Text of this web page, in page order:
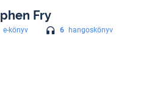
Fry
e-könyv 6 hangoskönyv